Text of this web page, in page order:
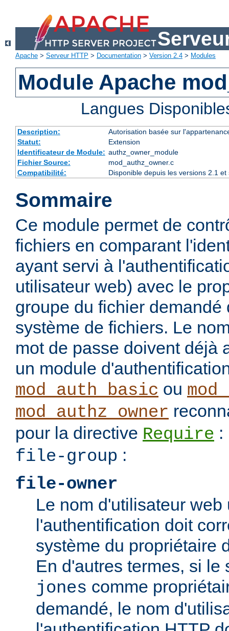
Apache > Serveur HTTP > Documentation > Version 2.4 > Modules
Module Apache
Langues
Description:
Autorisation basée sur
Statut:
Extension
Identificateur de Module: authz_owner_module
Fichier Source:
mod_authz_owner.c
Compatibilité:
Disponible depuis les versions 2.1
Sommaire
Ce module permet de
fichiers en comparant
ayant servi à
utilisateur web) avec le
groupe du fichier demandé
système de fichiers. Le
mot de passe doivent déjà
un module
mod_auth_basic ou
mod_authz_owner
pour la directive Require :
file-group :
file-owner
Le nom d'utilisateur web
l'authentification doit
système du propriétaire
En d'autres termes, si le
jones comme
demandé, le nom